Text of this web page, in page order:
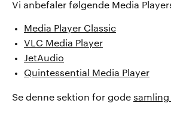
Vi anbefaler følgende Media
Media Player Classic
VLC Media Player
JetAudio
Quintessential Media Player
Se denne sektion for gode samling